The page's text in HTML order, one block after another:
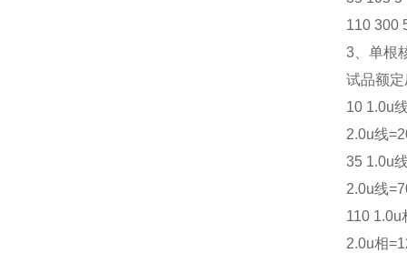
110 300
3、单根
试品额
10 1.0u
2.0u线
35 1.0u
2.0u线
110 1.0u
2.0u相